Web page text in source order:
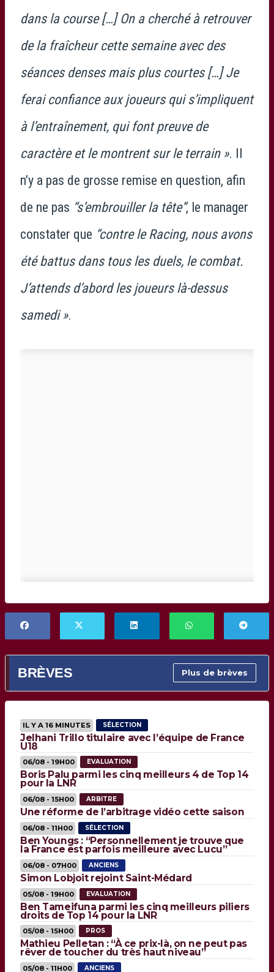
dans la course […] On a cherché à retrouver
de la fraîcheur cette semaine avec des
séances denses mais plus courtes […] Je
ferai confiance aux joueurs qui s’impliquent
à l’entraînement, qui font preuve de
caractère et le montrent sur le terrain ». Il
n’y a pas de grosse remise en question, afin
de ne pas “s’embrouiller la tête”, le manager
constater que “contre le Racing, nous avons
été battus dans tous les duels, le combat.
J’attends d’abord les joueurs là-dessus
samedi ».
BRÈVES Plus de brèves
IL Y A 16 MINUTES SÉLECTION
Jelhani Trillo titulaire avec l’équipe de France
U18
06/08 - 19H00 EVALUATION
Boris Palu parmi les cinq meilleurs 4 de Top 14
pour la LNR
06/08 - 15H00 ARBITRE
Une réforme de l’arbitrage vidéo cette saison
06/08 - 11H00 SÉLECTION
Ben Youngs : “Personnellement je trouve que
la France est parfois meilleure avec Lucu”
06/08 - 07H00 ANCIENS
Simon Lobjoit rejoint Saint-Médard
05/08 - 19H00 EVALUATION
Ben Tameifuna parmi les cinq meilleurs piliers
droits de Top 14 pour la LNR
05/08 - 15H00 PROS
Mathieu Pelletan : “À ce prix-là, on ne peut pas
rêver de toucher du très haut niveau”
05/08 - 11H00 ANCIENS